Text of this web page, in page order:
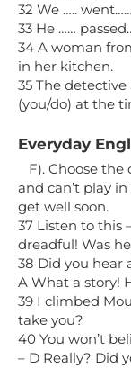
32 We …..
33 He ……
34 A woman
in her kitchen.
35 The
(you/do) at the
Everyday
F). Choose the
and can’t play
get well soon.
37 Listen to this
dreadful! Was
38 Did you hear
A What a story!
39 I climbed
take you?
40 You won’t
– D Really? Did